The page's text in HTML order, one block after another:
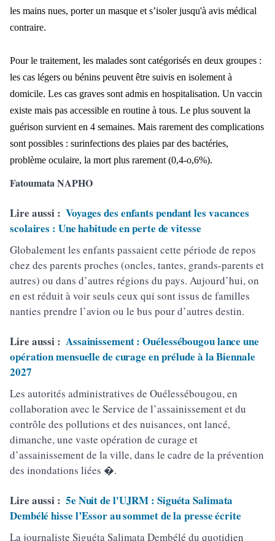
les mains nues, porter un masque et s’isoler jusqu'à avis médical
contraire.
Pour le traitement, les malades sont catégorisés en deux groupes :
les cas légers ou bénins peuvent être suivis en isolement à
domicile. Les cas graves sont admis en hospitalisation. Un vaccin
existe mais pas accessible en routine à tous. Le plus souvent la
guérison survient en 4 semaines. Mais rarement des complications
sont possibles : surinfections des plaies par des bactéries,
problème oculaire, la mort plus rarement (0,4-o,6%).
Fatoumata NAPHO
Lire aussi : Voyages des enfants pendant les vacances
scolaires : Une habitude en perte de vitesse
Globalement les enfants passaient cette période de repos
chez des parents proches (oncles, tantes, grands-parents et
autres) ou dans d’autres régions du pays. Aujourd’hui, on
en est réduit à voir seuls ceux qui sont issus de familles
nanties prendre l’avion ou le bus pour d’autres destin.
Lire aussi : Assainissement : Ouélessébougou lance une
opération mensuelle de curage en prélude à la Biennale
2027
Les autorités administratives de Ouélessébougou, en
collaboration avec le Service de l’assainissement et du
contrôle des pollutions et des nuisances, ont lancé,
dimanche, une vaste opération de curage et
d’assainissement de la ville, dans le cadre de la prévention
des inondations liées �.
Lire aussi : 5e Nuit de l'UJRM : Siguéta Salimata
Dembélé hisse l’Essor au sommet de la presse écrite
La journaliste Siguéta Salimata Dembélé du quotidien